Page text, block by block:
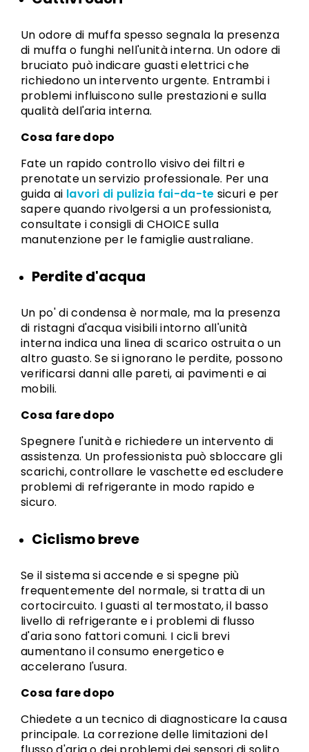
Un odore di muffa spesso segnala la presenza
di muffa o funghi nell'unità interna. Un odore di
bruciato può indicare guasti elettrici che
richiedono un intervento urgente. Entrambi i
problemi influiscono sulle prestazioni e sulla
qualità dell'aria interna.
Cosa fare dopo
Fate un rapido controllo visivo dei filtri e
prenotate un servizio professionale. Per una
guida ai lavori di pulizia fai-da-te sicuri e per
sapere quando rivolgersi a un professionista,
consultate i consigli di CHOICE sulla
manutenzione per le famiglie australiane.
Perdite d'acqua
Un po' di condensa è normale, ma la presenza
di ristagni d'acqua visibili intorno all'unità
interna indica una linea di scarico ostruita o un
altro guasto. Se si ignorano le perdite, possono
verificarsi danni alle pareti, ai pavimenti e ai
mobili.
Cosa fare dopo
Spegnere l'unità e richiedere un intervento di
assistenza. Un professionista può sbloccare gli
scarichi, controllare le vaschette ed escludere
problemi di refrigerante in modo rapido e
sicuro.
Ciclismo breve
Se il sistema si accende e si spegne più
frequentemente del normale, si tratta di un
cortocircuito. I guasti al termostato, il basso
livello di refrigerante e i problemi di flusso
d'aria sono fattori comuni. I cicli brevi
aumentano il consumo energetico e
accelerano l'usura.
Cosa fare dopo
Chiedete a un tecnico di diagnosticare la causa
principale. La correzione delle limitazioni del